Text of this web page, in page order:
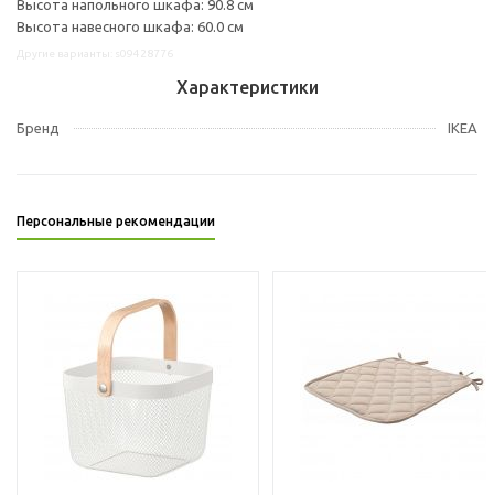
Высота напольного шкафа: 90.8 см
Высота навесного шкафа: 60.0 см
Характеристики
Бренд IKEA
Персональные рекомендации